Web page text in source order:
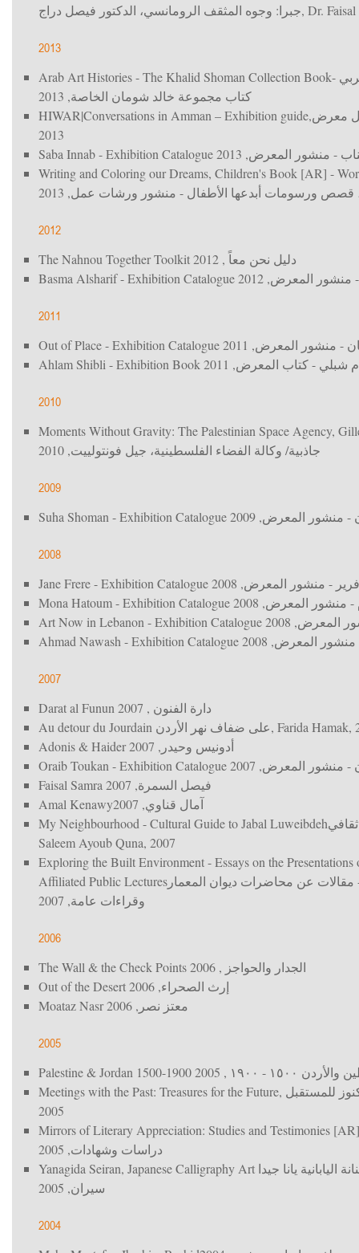
جبرا: وجوه المثقف الرومانسي، الدكتور فيصل دراج, Dr.
2013
Arab Art Histories - The Khalid Shoman Collection Book-
كتاب مجموعة خالد شومان الخاصة, 2013
HIWAR|Conversations in Amman – Exhibition guide معرض,
2013
Saba Innab - Exhibition Catalogue
- منشور المعرض, 2013
Writing and Coloring our Dreams, Children's Book [AR] -
قصص ورسومات أبدعها الأطفال - منشور ورشات عمل, 2013
2012
The Nahnou Together Toolkit دليل نحن معاً , 2012
Basma Alsharif - Exhibition Catalogue
منشور المعرض, 2012
2011
Out of Place - Exhibition Catalogue - منشور المعرض, 2011
Ahlam Shibli - Exhibition Book
شبلي - كتاب المعرض, 2011
2010
Moments Without Gravity: The Palestinian Space Agency,
جاذبية/ وكالة الفضاء الفلسطينية، جيل فونتولييت, 2010
2009
Suha Shoman - Exhibition Catalogue منشور المعرض, 2009
2008
Jane Frere - Exhibition Catalogue - منشور المعرض, 2008
Mona Hatoum - Exhibition Catalogue
منشور المعرض, 2008
Art Now in Lebanon - Exhibition Catalogue
المعرض, 2008
Ahmad Nawash - Exhibition Catalogue
منشور المعرض, 2008
2007
Darat al Funun دارة الفنون , 2007
Au detour du Jourdain على ضفاف نهر الأردن, Farida Hamak,
Adonis & Haider
أدونيس وحيدر , 2007
Oraib Toukan - Exhibition Catalogue
- منشور المعرض, 2007
Faisal Samra
فيصل السمرة, 2007
Amal Kenawy
آمال قناوي, 2007
My Neighbourhood - Cultural Guide to Jabal Luweibdeh
Saleem Ayoub Quna, 2007
Exploring the Built Environment - Essays on the
Affiliated Public Lectures مقالات عن محاضرات ديوان المعمار
وقراءات عامة, 2007
2006
The Wall & the Check Points الجدار والحواجز , 2006
Out of the Desert
إرث الصحراء, 2006
Moataz Nasr
معتز نصر , 2006
2005
Palestine & Jordan 1500-1900 ١٥٠٠ - ١٩٠٠
, 2005
Meetings with the Past: Treasures for the Future للمستقبل ,
2005
Mirrors of Literary Appreciation: Studies and Testimonies
دراسات وشهادات, 2005
Yanagida Seiran, Japanese Calligraphy Art اليابانية يانا جيدا
سيران, 2005
2004